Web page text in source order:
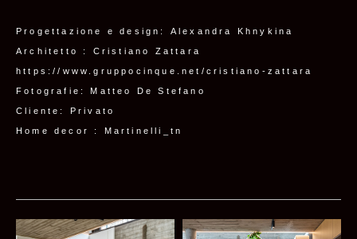
Progettazione e design: Alexandra Khnykina
Architetto : Cristiano Zattara
https://www.gruppocinque.net/cristiano-zattara
Fotografie: Matteo De Stefano
Cliente: Privato
Home decor : Martinelli_tn